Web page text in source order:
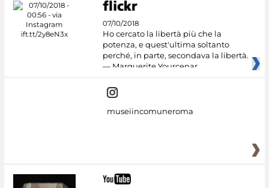
07/10/2018
Ho cercato la libertà più che la
potenza, e quest'ultima soltanto
perché, in parte, secondava la libertà.
— Marguerite Yourcenar
museiincomuneroma